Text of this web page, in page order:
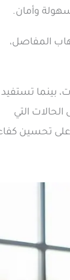
وأمان.
المفاصل،
بينما تستفيد
التي
على تحسين